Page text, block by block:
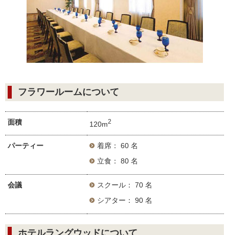
フラワールームについて
面積 120m2
パーティー
着席： 60 名
立食： 80 名
会議
スクール： 70 名
シアター： 90 名
ホテルラングウッドについて